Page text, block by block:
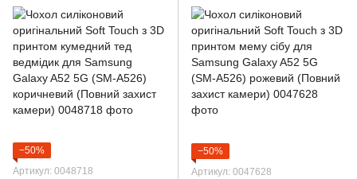
−50%
Артикул: 0048718
−50%
Артикул: 0047628